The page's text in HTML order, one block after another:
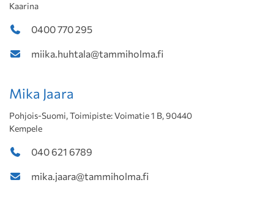
Kaarina
0400 770 295
miika.huhtala@tammiholma.fi
Mika Jaara
Pohjois-Suomi, Toimipiste: Voimatie 1 B, 90440
Kempele
040 621 6789
mika.jaara@tammiholma.fi